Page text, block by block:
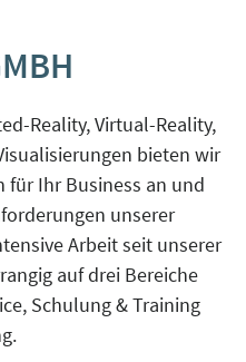
Reality, Virtual-Reality,
bieten wir
für Ihr Business an und
unserer
Arbeit seit unserer
auf drei Bereiche
Schulung & Training
und